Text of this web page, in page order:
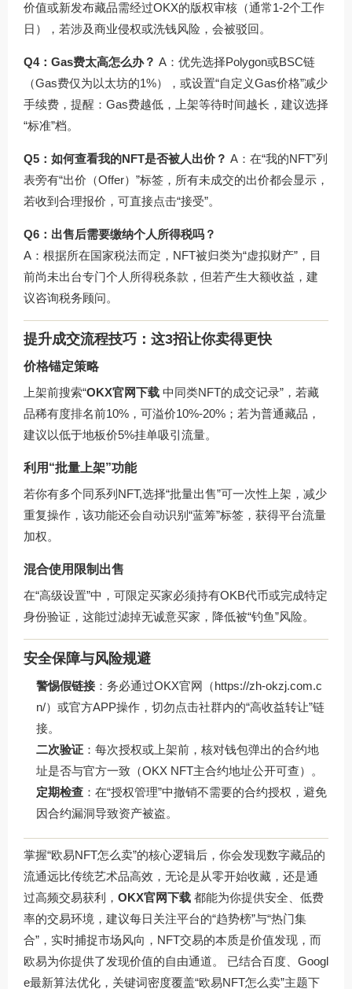
价值或新发布藏品需经过OKX的版权审核（通常1-2个工作
日），若涉及商业侵权或洗钱风险，会被驳回。
Q4：Gas费太高怎么办？ A：优先选择Polygon或BSC链
（Gas费仅为以太坊的1%），或设置“自定义Gas价格”减少
手续费，提醒：Gas费越低，上架等待时间越长，建议选择
“标准”档。
Q5：如何查看我的NFT是否被人出价？ A：在“我的NFT”列
表旁有“出价（Offer）”标签，所有未成交的出价都会显示，
若收到合理报价，可直接点击“接受”。
Q6：出售后需要缴纳个人所得税吗？
A：根据所在国家税法而定，NFT被归类为“虚拟财产”，目
前尚未出台专门个人所得税条款，但若产生大额收益，建
议咨询税务顾问。
提升成交流程技巧：这3招让你卖得更快
价格锚定策略
上架前搜索“OKX官网下载 中同类NFT的成交记录”，若藏
品稀有度排名前10%，可溢价10%-20%；若为普通藏品，
建议以低于地板价5%挂单吸引流量。
利用“批量上架”功能
若你有多个同系列NFT,选择“批量出售”可一次性上架，减少
重复操作，该功能还会自动识别“蓝筹”标签，获得平台流量
加权。
混合使用限制出售
在“高级设置”中，可限定买家必须持有OKB代币或完成特定
身份验证，这能过滤掉无诚意买家，降低被“钓鱼”风险。
安全保障与风险规避
警惕假链接 ：务必通过OKX官网（https://zh-okzj.com.c
n/）或官方APP操作，切勿点击社群内的“高收益转让”链
接。
二次验证 ：每次授权或上架前，核对钱包弹出的合约地
址是否与官方一致（OKX NFT主合约地址公开可查）。
定期检查 ：在“授权管理”中撤销不需要的合约授权，避免
因合约漏洞导致资产被盗。
掌握“欧易NFT怎么卖”的核心逻辑后，你会发现数字藏品的
流通远比传统艺术品高效，无论是从零开始收藏，还是通
过高频交易获利， OKX官网下载 都能为你提供安全、低费
率的交易环境，建议每日关注平台的“趋势榜”与“热门集
合”，实时捕捉市场风向，NFT交易的本质是价值发现，而
欧易为你提供了发现价值的自由通道。 已结合百度、Googl
e最新算法优化，关键词密度覆盖“欧易NFT怎么卖”主题下